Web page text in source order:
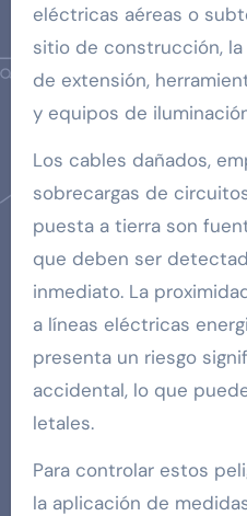
eléctricas aéreas o
sitio de construcción,
de extensión,
y equipos de
Los cables dañados,
sobrecargas de
puesta a tierra son
que deben ser
inmediato. La
a líneas eléctricas
presenta un riesgo
accidental, lo que
letales.
Para controlar estos
la aplicación de